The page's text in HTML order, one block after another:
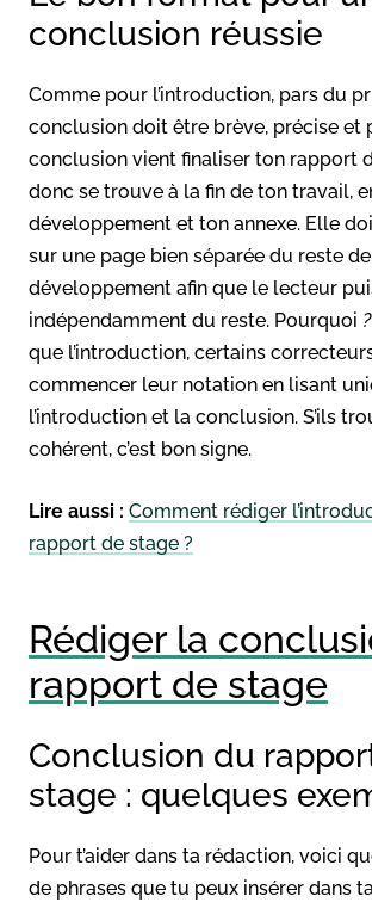
conclusion réussie
Comme pour l’introduction, pars du
conclusion doit être brève, précise et
conclusion vient finaliser ton rapport
donc se trouve à la fin de ton travail,
développement et ton annexe. Elle
sur une page bien séparée du reste
développement afin que le lecteur
indépendamment du reste. Pourquoi ?
que l’introduction, certains
commencer leur notation en lisant
l’introduction et la conclusion. S’ils
cohérent, c’est bon signe.
Lire aussi : Comment rédiger
rapport de stage ?
Rédiger la
rapport de stage
Conclusion du
stage : quelques
Pour t’aider dans ta rédaction, voici
de phrases que tu peux insérer dans